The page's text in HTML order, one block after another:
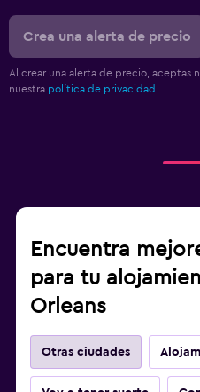
Crea una alerta de precio
Al crear una alerta de precio, aceptas
nuestra política de privacidad.
Encuentra
para tu
Orleans
Otras ciudades